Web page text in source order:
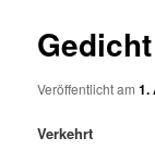
Veröffentlicht am1.
Verkehrt